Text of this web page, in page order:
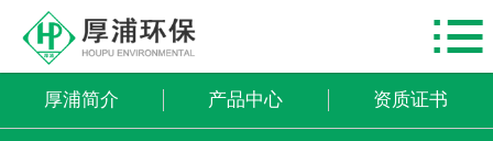

厚浦简介 产品中心 资质证书